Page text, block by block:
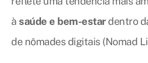
à saúde e bem-estardentro
de nômades digitais (Nomad